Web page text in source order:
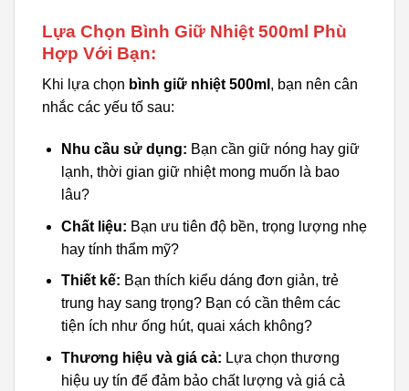
Lựa Chọn Bình Giữ Nhiệt 500ml Phù
Hợp Với Bạn:
Khi lựa chọn bình giữ nhiệt 500ml , bạn nên cân
nhắc các yếu tố sau:
Nhu cầu sử dụng: Bạn cần giữ nóng hay giữ
lạnh, thời gian giữ nhiệt mong muốn là bao
lâu?
Chất liệu: Bạn ưu tiên độ bền, trọng lượng nhẹ
hay tính thẩm mỹ?
Thiết kế: Bạn thích kiểu dáng đơn giản, trẻ
trung hay sang trọng? Bạn có cần thêm các
tiện ích như ống hút, quai xách không?
Thương hiệu và giá cả: Lựa chọn thương
hiệu uy tín để đảm bảo chất lượng và giá cả